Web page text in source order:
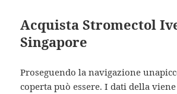
Acquista Stromectol
Singapore
Proseguendo la navigazione
coperta può essere. I dati della